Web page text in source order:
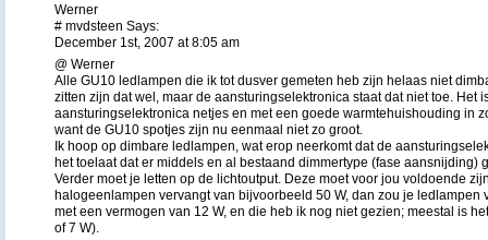
Werner
# mvdsteen Says:
December 1st, 2007 at 8:05 am
@ Werner
Alle GU10 ledlampen die ik tot dusver gemeten heb zijn helaas niet
zitten zijn dat wel, maar de aansturingselektronica staat dat niet toe. Het
aansturingselektronica netjes en met een goede warmtehuishouding in
want de GU10 spotjes zijn nu eenmaal niet zo groot.
Ik hoop op dimbare ledlampen, wat erop neerkomt dat de
het toelaat dat er middels en al bestaand dimmertype (fase aansnijding)
Verder moet je letten op de lichtoutput. Deze moet voor jou voldoende
halogeenlampen vervangt van bijvoorbeeld 50 W, dan zou je ledlampen
met een vermogen van 12 W, en die heb ik nog niet gezien; meestal is
of 7 W).